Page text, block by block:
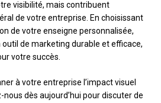
visibilité, mais contribuent
de votre entreprise. En choisissant
de votre enseigne personnalisée,
de marketing durable et efficace,
votre succès.
à votre entreprise l’impact visuel
dès aujourd’hui pour discuter de